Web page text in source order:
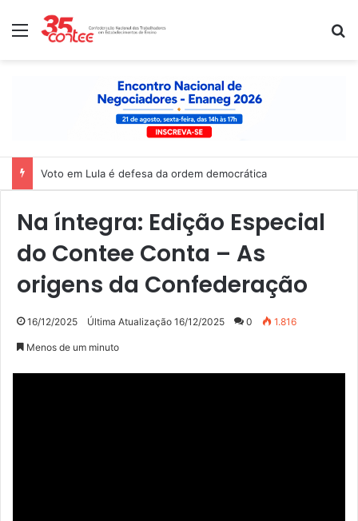
Menu
Voto em Lula é defesa da ordem democrática
Na íntegra: Edição Especial
do Contee Conta – As
origens da Confederação
16/12/2025 Última Atualização 16/12/2025 0 1.816
Menos de um minuto